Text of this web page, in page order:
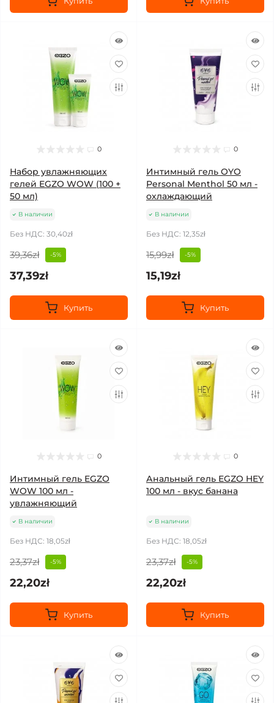
0
Набор увлажняющих
гелей EGZO WOW (100 +
50 мл)
В наличии
Без НДС: 30,40zł
39,36zł -5%
37,39zł
Купить
0
Интимный гель OYO
Personal Menthol 50 мл -
охлаждающий
В наличии
Без НДС: 12,35zł
15,99zł -5%
15,19zł
Купить
0
Интимный гель EGZO
WOW 100 мл -
увлажняющий
В наличии
Без НДС: 18,05zł
23,37zł -5%
22,20zł
Купить
0
Анальный гель EGZO HEY
100 мл - вкус банана
В наличии
Без НДС: 18,05zł
23,37zł -5%
22,20zł
Купить